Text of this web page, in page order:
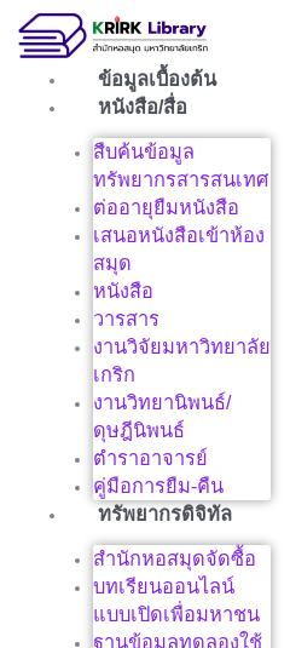
ข้อมูลเบื้องต้น
หนังสือ/สื่อ
สืบค้นข้อมูล
ทรัพยากรสารสนเทศ
ต่ออายุยืมหนังสือ
เสนอหนังสือเข้าห้อง
สมุด
หนังสือ
วารสาร
งานวิจัยมหาวิทยาลัย
เกริก
งานวิทยานิพนธ์/
ดุษฎีนิพนธ์
ตำราอาจารย์
คู่มือการยืม-คืน
ทรัพยากรดิจิทัล
สำนักหอสมุดจัดซื้อ
บทเรียนออนไลน์
แบบเปิดเพื่อมหาชน
ฐานข้อมูลทดลองใช้